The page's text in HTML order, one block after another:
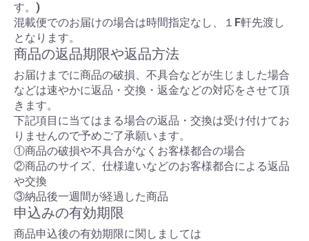
す。)
混載便でのお届けの場合は時間指定なし、１F軒先渡し
となります。
商品の返品期限や返品方法
お届けまでに商品の破損、不具合などが生じました場合
などは速やかに返品・交換・返金などの対応をさせて頂
きます。
下記項目に当てはまる場合の返品・交換は受け付けてお
りませんので予めご了承願います。
①商品の破損や不具合がなくお客様都合の場合
②商品のサイズ、仕様違いなどのお客様都合による返品
や交換
③納品後一週間が経過した商品
申込みの有効期限
商品申込後の有効期限に関しましては